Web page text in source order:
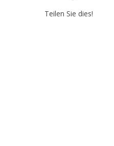
Teilen Sie dies!